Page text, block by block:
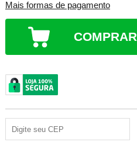
Mais formas de pagamento
COMPRAR